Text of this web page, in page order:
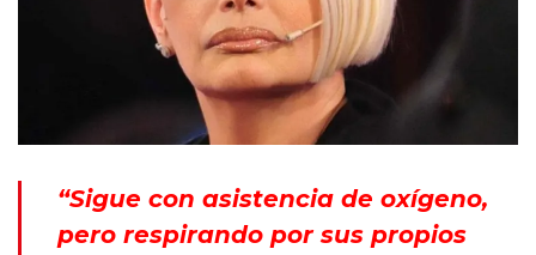
“Sigue con asistencia de oxígeno,
pero respirando por sus propios